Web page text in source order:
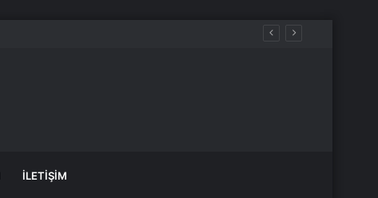
İLETIŞIM